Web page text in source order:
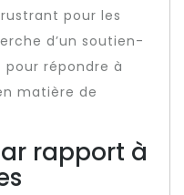
pour les
d’un soutien-
répondre à
matière de
rapport à